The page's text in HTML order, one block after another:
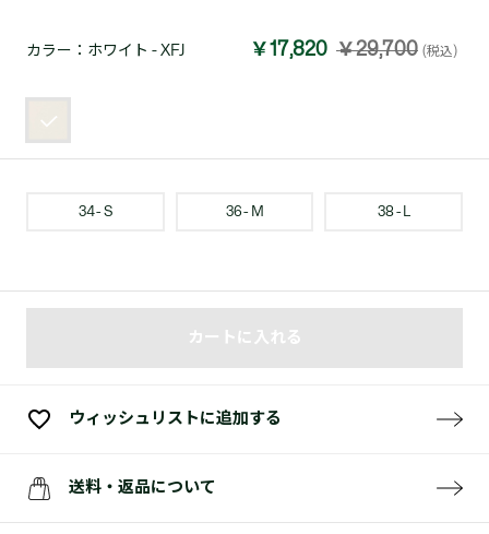
カラー： ホワイト - XFJ ￥17,820 ￥29,700 (税込)
34 - S 36 - M 38 - L
カートに入れる
ウィッシュリストに追加する
送料・返品について